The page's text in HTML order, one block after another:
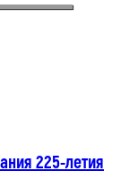
225-летия